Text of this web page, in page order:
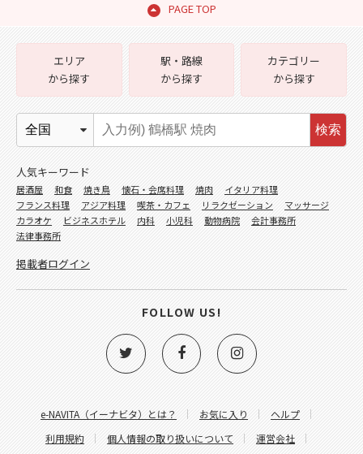
PAGE TOP
e-NAVITA（イーナビタ）とは？ お気に入り
ヘルプ
利用規約
個人情報の取り扱いについて 運営会社
エリア
から探す
駅・路線
から探す
カテゴリー
から探す
検索
人気キーワード
居酒屋 和食 焼き鳥 懐石・会席料理 焼肉
イタリア料理
フランス料理
アジア料理 喫茶・カフェ リラクゼーション
マッサージ
カラオケ
ビジネスホテル 内科 小児科 動物病院
会計事務所
法律事務所
掲載者ログイン
FOLLOW US!